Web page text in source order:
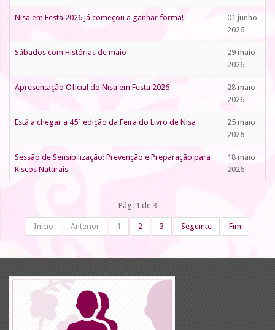
Nisa em Festa 2026 já começou a ganhar forma!
01 junho
2026
Sábados com Histórias de maio
29 maio
2026
Apresentação Oficial do Nisa em Festa 2026
28 maio
2026
Está a chegar a 45ª edição da Feira do Livro de Nisa
25 maio
2026
Sessão de Sensibilização: Prevenção e Preparação para
Riscos Naturais
18 maio
2026
Pág. 1 de 3
Início Anterior 1 2 3 Seguinte Fim